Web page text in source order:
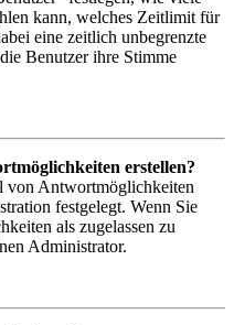
kann, welches Zeitlimit für
eine zeitlich unbegrenzte
Benutzer ihre Stimme
erstellen?
von Antwortmöglichkeiten
festgelegt. Wenn Sie
als zugelassen zu
Administrator.